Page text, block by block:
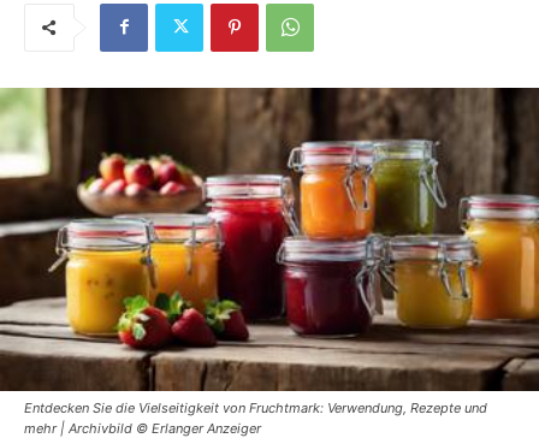
Entdecken Sie die Vielseitigkeit von Fruchtmark: Verwendung, Rezepte und
mehr | Archivbild © Erlanger Anzeiger